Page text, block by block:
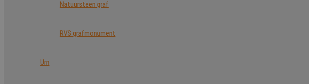
Natuursteen graf
RVS grafmonument
Urn